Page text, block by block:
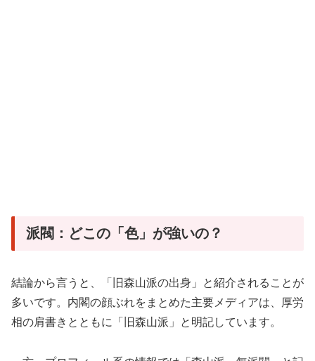
派閥：どこの「色」が強いの？
結論から言うと、「旧森山派の出身」と紹介されることが
多いです。内閣の顔ぶれをまとめた主要メディアは、厚労
相の肩書きとともに「旧森山派」と明記しています。